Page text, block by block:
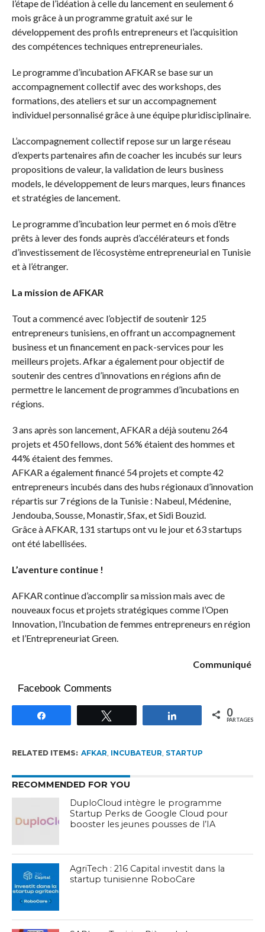
l’étape de l’idéation à celle du lancement en seulement 6
mois grâce à un programme gratuit axé sur le
développement des profils entrepreneurs et l’acquisition
des compétences techniques entrepreneuriales.
Le programme d’incubation AFKAR se base sur un
accompagnement collectif avec des workshops, des
formations, des ateliers et sur un accompagnement
individuel personnalisé grâce à une équipe pluridisciplinaire.
L’accompagnement collectif repose sur un large réseau
d’experts partenaires afin de coacher les incubés sur leurs
propositions de valeur, la validation de leurs business
models, le développement de leurs marques, leurs finances
et stratégies de lancement.
Le programme d’incubation leur permet en 6 mois d’être
prêts à lever des fonds auprès d’accélérateurs et fonds
d’investissement de l’écosystème entrepreneurial en Tunisie
et à l’étranger.
La mission de AFKAR
Tout a commencé avec l’objectif de soutenir 125
entrepreneurs tunisiens, en offrant un accompagnement
business et un financement en pack-services pour les
meilleurs projets. Afkar a également pour objectif de
soutenir des centres d’innovations en régions afin de
permettre le lancement de programmes d’incubations en
régions.
3 ans après son lancement, AFKAR a déjà soutenu 264
projets et 450 fellows, dont 56% étaient des hommes et
44% étaient des femmes.
AFKAR a également financé 54 projets et compte 42
entrepreneurs incubés dans des hubs régionaux d’innovation
répartis sur 7 régions de la Tunisie : Nabeul, Médenine,
Jendouba, Sousse, Monastir, Sfax, et Sidi Bouzid.
Grâce à AFKAR, 131 startups ont vu le jour et 63 startups
ont été labellisées.
L’aventure continue !
AFKAR continue d’accomplir sa mission mais avec de
nouveaux focus et projets stratégiques comme l’Open
Innovation, l’Incubation de femmes entrepreneurs en région
et l’Entrepreneuriat Green.
Communiqué
Facebook Comments
Partagez 0
PARTAGES
RELATED ITEMS: AFKAR INCUBATEUR STARTUP
RECOMMENDED FOR YOU
DuploCloud intègre le programme
Startup Perks de Google Cloud pour
booster les jeunes pousses de l’IA
AgriTech : 216 Capital investit dans la
startup tunisienne RoboCare